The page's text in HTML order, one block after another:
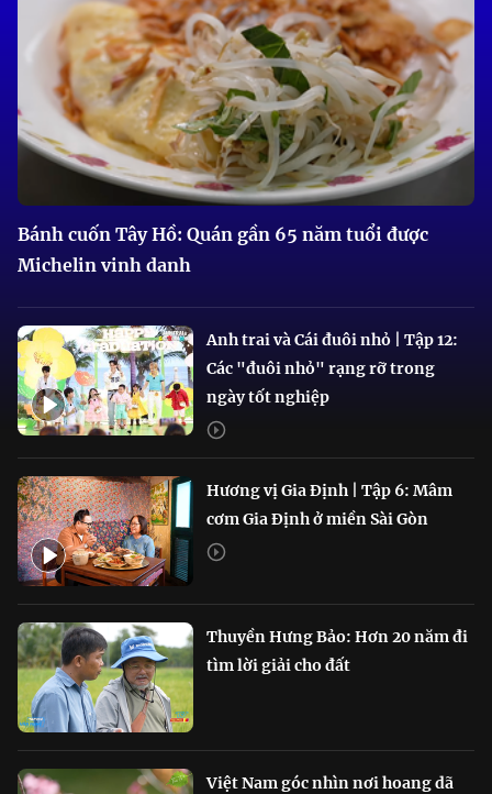
Bánh cuốn Tây Hồ: Quán gần 65 năm tuổi được
Michelin vinh danh
Anh trai và Cái đuôi nhỏ | Tập 12:
Các "đuôi nhỏ" rạng rỡ trong
ngày tốt nghiệp
Hương vị Gia Định | Tập 6: Mâm
cơm Gia Định ở miền Sài Gòn
Thuyền Hưng Bảo: Hơn 20 năm đi
tìm lời giải cho đất
Việt Nam góc nhìn nơi hoang dã